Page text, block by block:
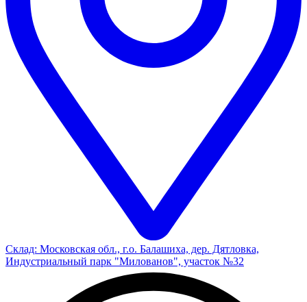
Склад: Московская обл., г.о. Балашиха, дер. Дятловка,
Индустриальный парк "Милованов", участок №32